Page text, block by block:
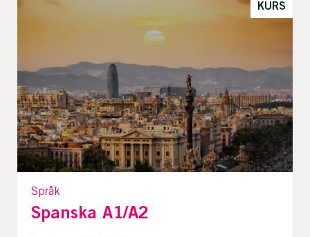
KURS
Språk
Spanska A1/A2